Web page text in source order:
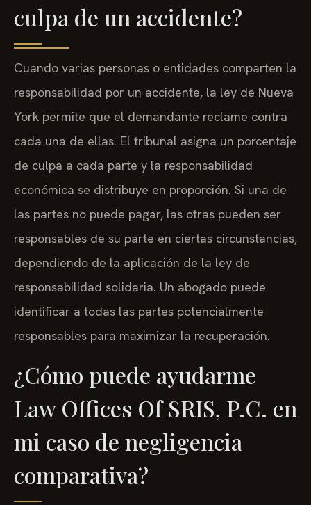
culpa de un accidente?
Cuando varias personas o entidades comparten la
responsabilidad por un accidente, la ley de Nueva
York permite que el demandante reclame contra
cada una de ellas. El tribunal asigna un porcentaje
de culpa a cada parte y la responsabilidad
económica se distribuye en proporción. Si una de
las partes no puede pagar, las otras pueden ser
responsables de su parte en ciertas circunstancias,
dependiendo de la aplicación de la ley de
responsabilidad solidaria. Un abogado puede
identificar a todas las partes potencialmente
responsables para maximizar la recuperación.
¿Cómo puede ayudarme
Law Offices Of SRIS, P.C. en
mi caso de negligencia
comparativa?